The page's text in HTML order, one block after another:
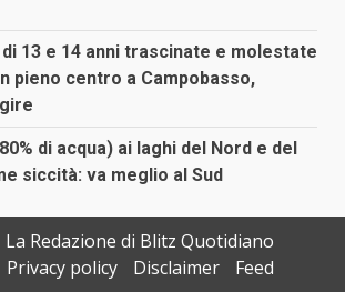
13 e 14 anni trascinate e molestate
pieno centro a Campobasso,
di acqua) ai laghi del Nord e del
siccità: va meglio al Sud
La Redazione di Blitz Quotidiano
Privacy policy Disclaimer Feed